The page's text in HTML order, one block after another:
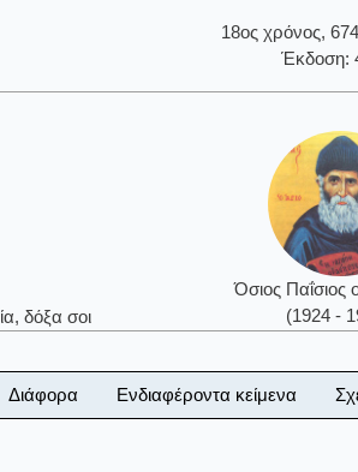
18ος χρόνος,
Έκδοση:
δόξα σοι
Όσιος Παΐσιος
(1924 -
Διάφορα Ενδιαφέροντα κείμενα